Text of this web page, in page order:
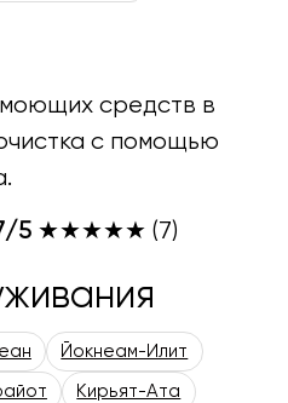
средств в
с помощью
5 ★★★★★ (7)
Йокнеам-Илит
Кирьят-Ата